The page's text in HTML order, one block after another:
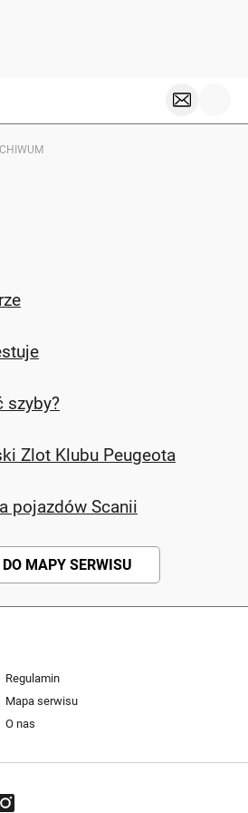
szyby?
Zlot Klubu Peugeota
pojazdów Scanii
DO MAPY SERWISU
Regulamin
Mapa serwisu
O nas